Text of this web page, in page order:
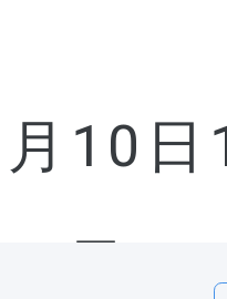
10日
日